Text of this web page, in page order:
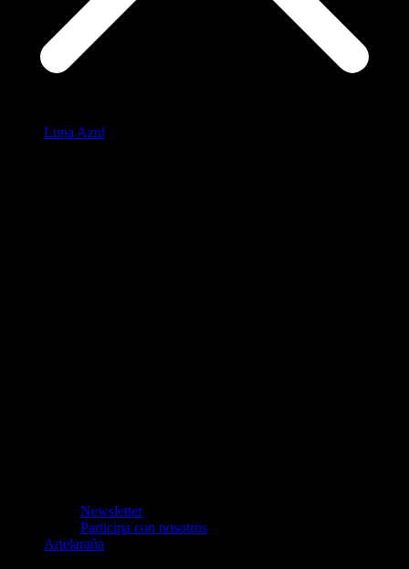
Luna Azul
Newsletter
Participa con nosotros
Artelaraña